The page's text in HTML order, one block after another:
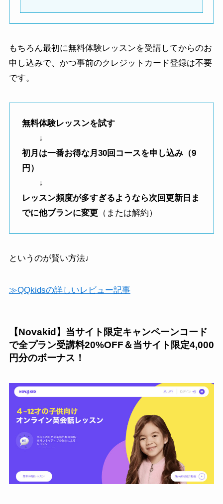
もちろん最初に無料体験レッスンを受講してからのお
申し込みで、かつ事前のクレジットカード登録は不要
です。
無料体験レッスンを試す
↓
初月は一番お得な月30回コースを申し込み（9
円）
↓
レッスン頻度が多すぎるようなら次回更新日ま
でに他プランに変更 （または解約）
というのが賢い方法♩
≫QQkidsの詳しいレビュー記事
【Novakid】当サイト限定キャンペーンコード
で全プラン受講料20%OFF＆当サイト限定4,000
円分のボーナス！